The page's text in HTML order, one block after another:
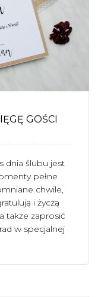
GOŚCI
dnia ślubu jest
pełne
chwile,
i życzą
także zaprosić
w specjalnej